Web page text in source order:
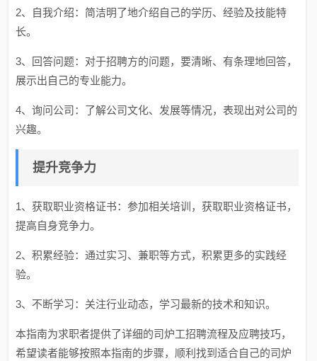
2、自我介绍：简洁明了地介绍自己的学历、经验及技能特
长。
3、回答问题：对于招聘方的问题，要清晰、有条理地回答，
展示出自己的专业能力。
4、询问公司：了解公司文化、发展等情况，表现出对公司的
兴趣。
提升竞争力
1、获取职业资格证书：参加相关培训，获取职业资格证书，
提高自身竞争力。
2、积累经验：通过实习、兼职等方式，积累更多的实践经
验。
3、不断学习：关注行业动态，学习最新的技术和知识。
本指南为求职者提供了详细的司炉工招聘流程及应聘技巧，
希望读者能够按照本指南的步骤，顺利找到适合自己的司炉